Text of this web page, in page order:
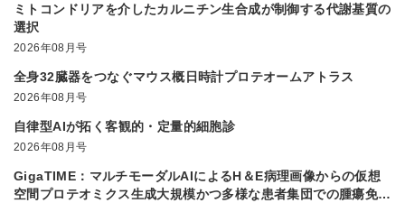
ミトコンドリアを介したカルニチン生合成が制御する代謝基質の
選択
2026年08月号
全身32臓器をつなぐマウス概日時計プロテオームアトラス
2026年08月号
自律型AIが拓く客観的・定量的細胞診
2026年08月号
GigaTIME：マルチモーダルAIによるH＆E病理画像からの仮想
空間プロテオミクス生成大規模かつ多様な患者集団での腫瘍免疫